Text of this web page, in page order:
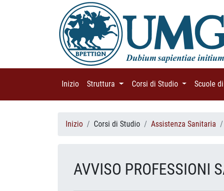
Inizio (current)
Struttura (current)Corsi di Studio (current)
Scuole
Inizio Corsi di Studio Assistenza Sanitaria
AVVISO PROFESSIONI